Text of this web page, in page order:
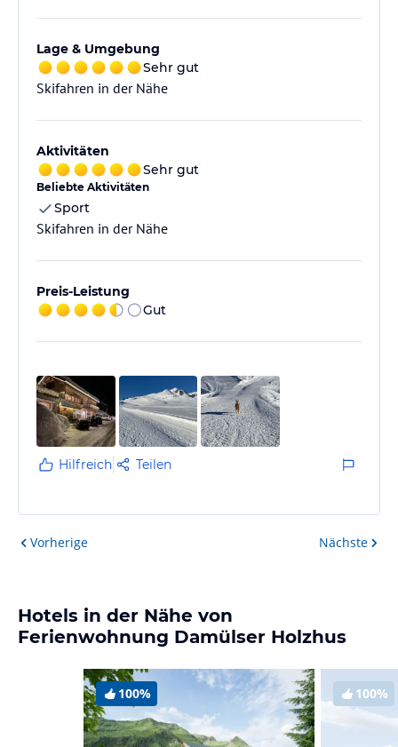
Lage & Umgebung
Sehr gut
Skifahren in der Nähe
Aktivitäten
Sehr gut
Beliebte Aktivitäten
Sport
Skifahren in der Nähe
Preis-Leistung
Gut
Hilfreich Teilen
Vorherige Nächste
Hotels in der Nähe von
Ferienwohnung Damülser Holzhus
100% 100%